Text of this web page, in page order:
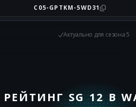
C05-GPTKM-5WD31
Актуально для сезона 5
РЕЙТИНГ SG 12 В